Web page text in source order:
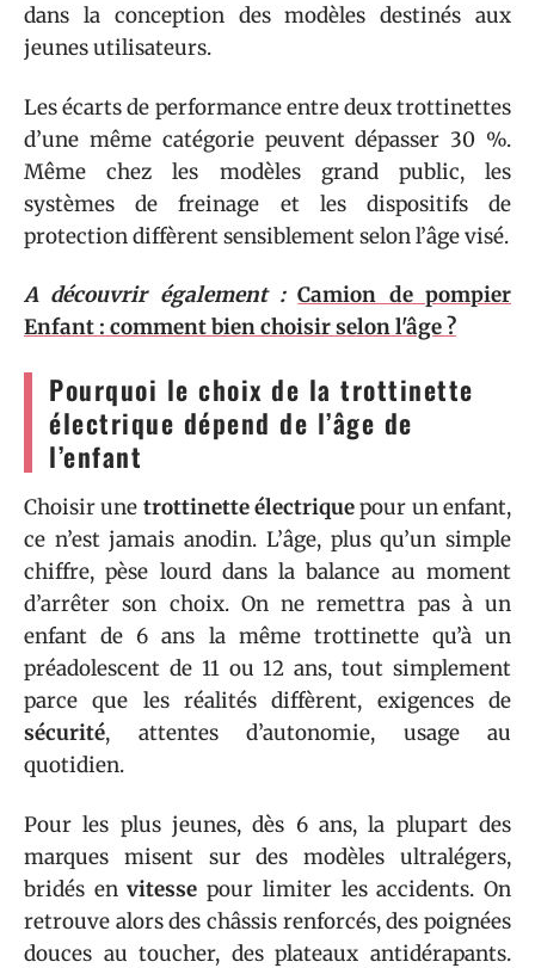
dans la conception des modèles destinés aux
jeunes utilisateurs.
Les écarts de performance entre deux trottinettes
d’une même catégorie peuvent dépasser 30 %.
Même chez les modèles grand public, les
systèmes de freinage et les dispositifs de
protection diffèrent sensiblement selon l’âge visé.
A découvrir également : Camion de pompier
Enfant : comment bien choisir selon l'âge ?
Pourquoi le choix de la trottinette
électrique dépend de l’âge de
l’enfant
Choisir une trottinette électriquepour un enfant,
ce n’est jamais anodin. L’âge, plus qu’un simple
chiffre, pèse lourd dans la balance au moment
d’arrêter son choix. On ne remettra pas à un
enfant de 6 ans la même trottinette qu’à un
préadolescent de 11 ou 12 ans, tout simplement
parce que les réalités diffèrent, exigences de
sécurité, attentes d’autonomie, usage au
quotidien.
Pour les plus jeunes, dès 6 ans, la plupart des
marques misent sur des modèles ultralégers,
bridés envitesse pour limiter les accidents. On
retrouve alors des châssis renforcés, des poignées
douces au toucher, des plateaux antidérapants.